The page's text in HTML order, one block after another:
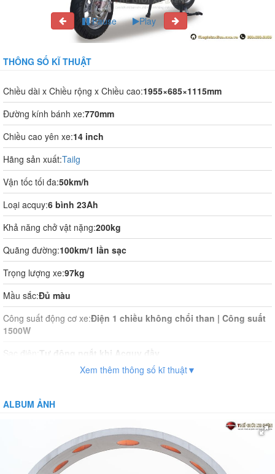
Pause Play
THÔNG SỐ KĨ THUẬT
Chiều dài x Chiều rộng x Chiều cao:1955×685×1115mm
Đường kính bánh xe:770mm
Chiều cao yên xe:14 inch
Hãng sản xuất:Tailg
Vận tốc tối đa:50km/h
Loại acquy:6 bình 23Ah
Khả năng chở vật nặng:200kg
Quãng đường:100km/1 lần sạc
Trọng lượng xe:97kg
Mầu sắc:Đủ màu
Công suất động cơ xe:Điện 1 chiều không chổi than | Công suất
1500W
Sạc điện: Tự động ngắt khi Acquy đầy
8 tiếng
Vận hành: Tự động hoàn toàn
Bánh xe:Không xăm
Xem thêm thông số kĩ thuật▼
ALBUM ẢNH